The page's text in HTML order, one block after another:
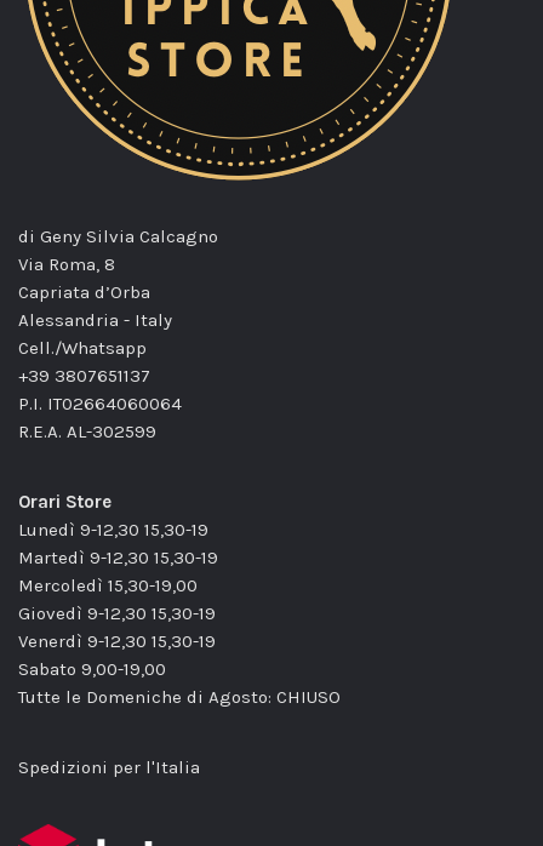
di Geny Silvia Calcagno
Via Roma, 8
Capriata d’Orba
Alessandria - Italy
Cell./Whatsapp
+39 3807651137
P.I. IT02664060064
R.E.A. AL-302599
Orari Store
Lunedì 9-12,30 15,30-19
Martedì 9-12,30 15,30-19
Mercoledì 15,30-19,00
Giovedì 9-12,30 15,30-19
Venerdì 9-12,30 15,30-19
Sabato 9,00-19,00
Tutte le Domeniche di Agosto: CHIUSO
Spedizioni per l'Italia